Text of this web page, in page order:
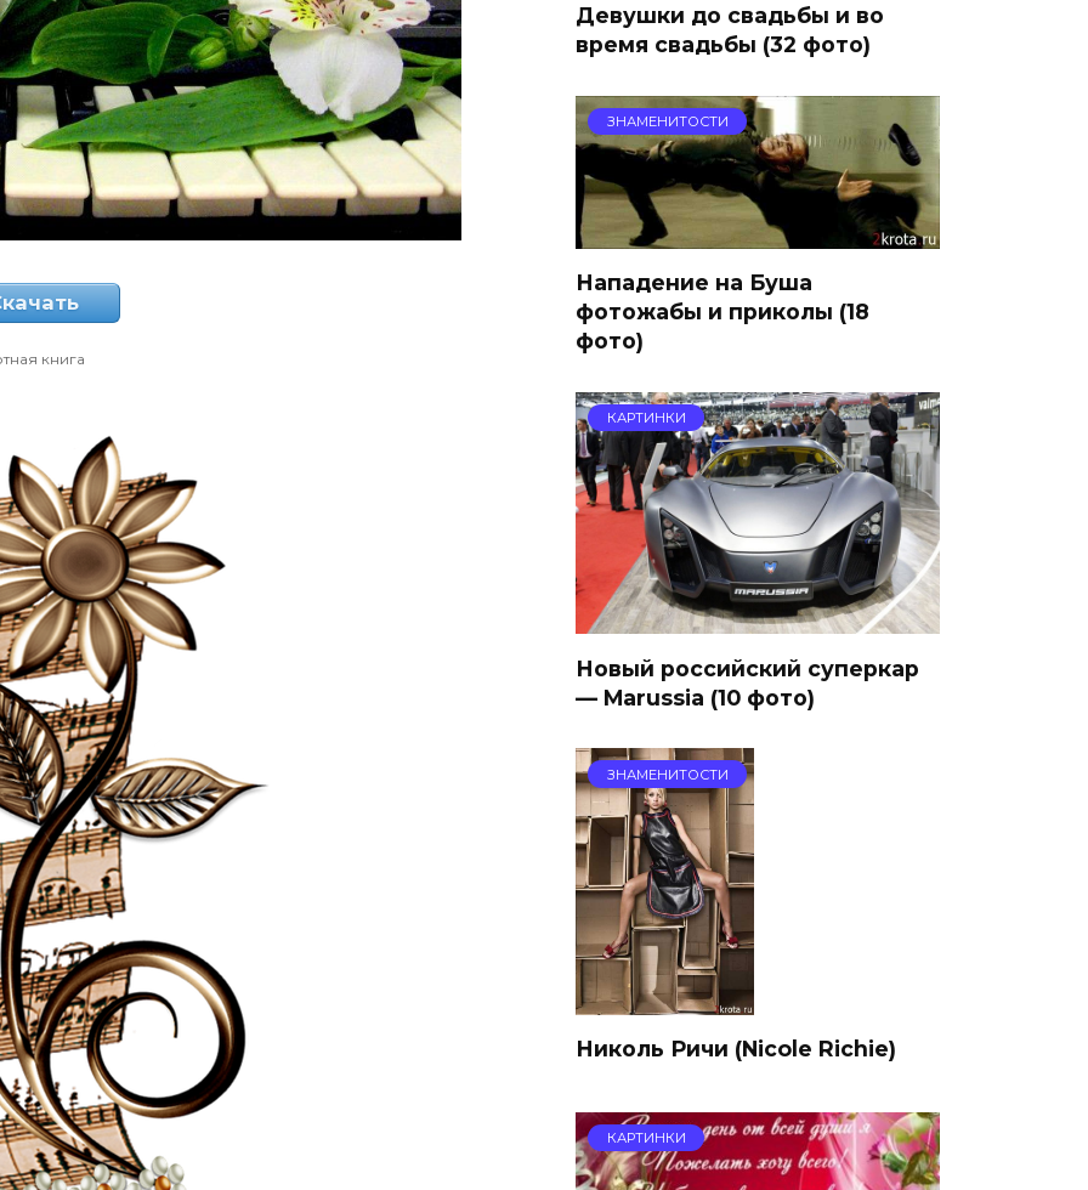
книга
Девушки до свадьбы и во
время свадьбы (32 фото)
ЗНАМЕНИТОСТИ
Нападение на Буша
фотожабы и приколы (18
фото)
КАРТИНКИ
Новый российский суперкар
— Marussia (10 фото)
ЗНАМЕНИТОСТИ
Николь Ричи (Nicole Richie)
КАРТИНКИ